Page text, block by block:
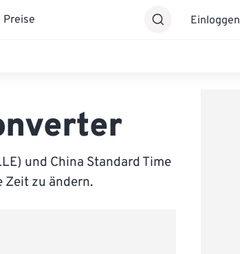
Preise Einloggen
und China Standard Time
Zeit zu ändern.